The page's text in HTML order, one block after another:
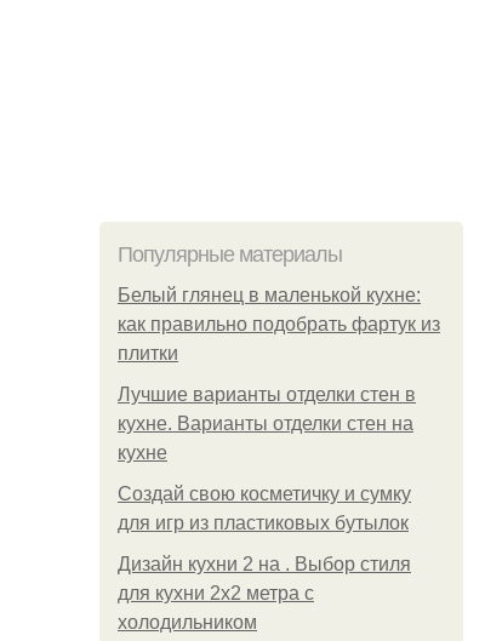
Популярные материалы
Белый глянец в маленькой кухне:
как правильно подобрать фартук из
плитки
Лучшие варианты отделки стен в
кухне. Варианты отделки стен на
кухне
Создай свою косметичку и сумку
для игр из пластиковых бутылок
Дизайн кухни 2 на . Выбор стиля
для кухни 2х2 метра с
холодильником